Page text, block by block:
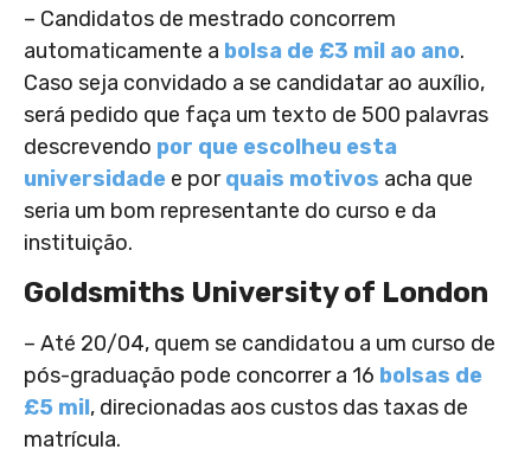
– Candidatos de mestrado concorrem
automaticamente a bolsa de £3 mil ao ano.
Caso seja convidado a se candidatar ao auxílio,
será pedido que faça um texto de 500 palavras
descrevendo por que escolheu esta
universidade e porquais motivos acha que
seria um bom representante do curso e da
instituição.
Goldsmiths University of London
– Até 20/04, quem se candidatou a um curso de
pós-graduação pode concorrer a 16 bolsas de
£5 mil, direcionadas aos custos das taxas de
matrícula.